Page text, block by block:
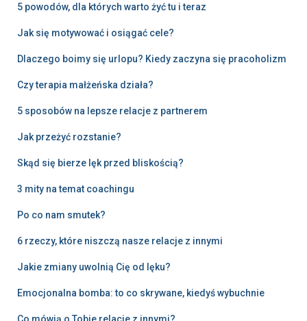
5 powodów, dla których warto żyć tu i teraz
Jak się motywować i osiągać cele?
Dlaczego boimy się urlopu? Kiedy zaczyna się pracoholizm
Czy terapia małżeńska działa?
5 sposobów na lepsze relacje z partnerem
Jak przeżyć rozstanie?
Skąd się bierze lęk przed bliskością?
3 mity na temat coachingu
Po co nam smutek?
6 rzeczy, które niszczą nasze relacje z innymi
Jakie zmiany uwolnią Cię od lęku?
Emocjonalna bomba: to co skrywane, kiedyś wybuchnie